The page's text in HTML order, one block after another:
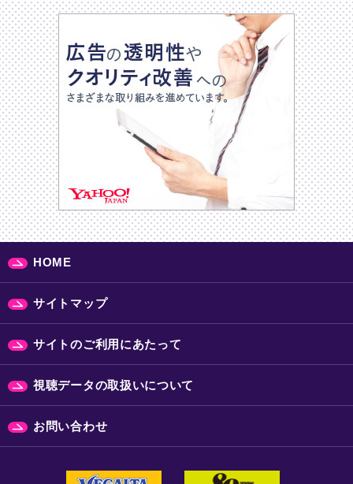
HOME
サイトマップ
サイトのご利用にあたって
視聴データの取扱いについて
お問い合わせ